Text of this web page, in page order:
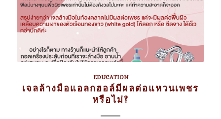
EDUCATION
เจลล้างมือแอลกฮอล์มีผลต่อแหวนเพชร
หรือไม่?